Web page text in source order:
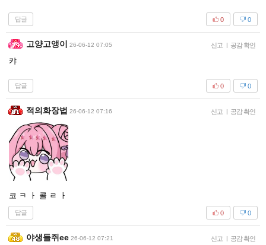
답글 0
0
고양고앵이 26-06-12 07:05 신고 | 공감 확인
캬
답글 0
0
적의화장법 26-06-12 07:16 신고 | 공감 확인
코 ㅋ ㅏ 콜 ㄹ ㅏ
답글 0
0
야생들쥐ee 26-06-12 07:21 신고 | 공감 확인